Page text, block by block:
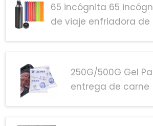
65 incógnita 65
de viaje enfriadora de
250G/500G Gel
entrega de carne